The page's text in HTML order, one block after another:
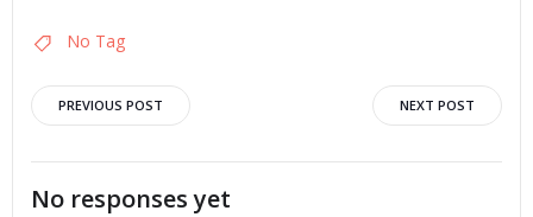
No Tag
Post
navigation
PREVIOUS POST
navigation
NEXT POST
No responses yet